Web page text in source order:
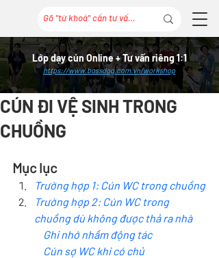
Lớp dạy cún Online + Tư vấn riêng 1:1
https://www.bossdog.com.vn/workshop
CÚN ĐI VỆ SINH TRONG
CHUỒNG
Mục lục
Trường hợp 1: Cún WC trong chuồng
Trường hợp 2: Cún WC trong
chuồng dù không được thả ra nhà
Ghi nhớ nhầm động tác
Cún sợ WC khi có chủ